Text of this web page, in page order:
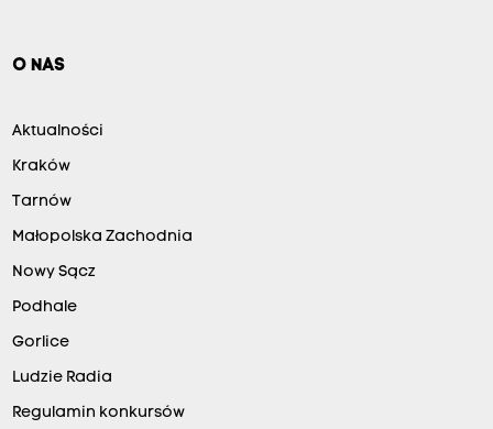
O NAS
Aktualności
Kraków
Tarnów
Małopolska Zachodnia
Nowy Sącz
Podhale
Gorlice
Ludzie Radia
Regulamin konkursów